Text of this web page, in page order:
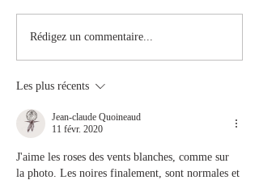
Biographie de Georges-
Rédigez un commentaire...
Les plus récents
Jean-claude Quoineaud
11 févr. 2020
J'aime les roses des vents blanches, comme sur
la photo. Les noires finalement, sont normales et